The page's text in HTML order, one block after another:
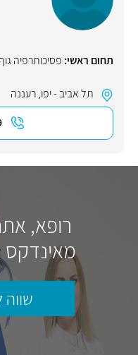
תחום ראשי: פסיכותרפיה
תל אביב - יפו,רעננה
רופא,
מאינדקס